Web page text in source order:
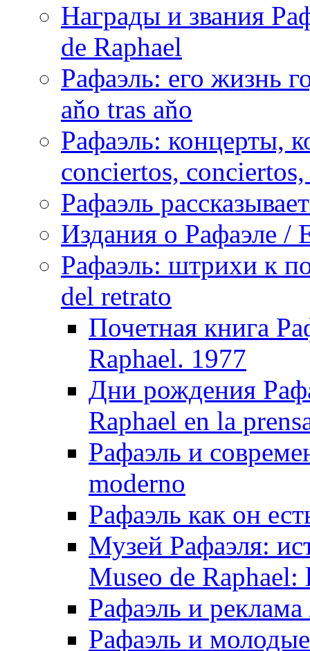
Награды и звания
de Raphael
Рафаэль: его жизнь
aňo tras aňo
Рафаэль: концерты,
conciertos,
Рафаэль
Издания о Рафаэле /
Рафаэль: штрихи к
del retrato
Почетная книга
Raphael. 1977
Дни рождения
Raphael en la
Рафаэль и
moderno
Рафаэль как он
Музей Рафаэля:
Museo de
Рафаэль и
Рафаэль и